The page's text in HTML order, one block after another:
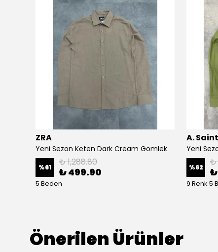
ZRA
Yeni Sezon Keten Dark Cream Gömlek
%61 ₺ 1,288.80
₺ 499.90
5 Beden
A.
%62 ₺
9 Renk 5
Önerilen Ürünler